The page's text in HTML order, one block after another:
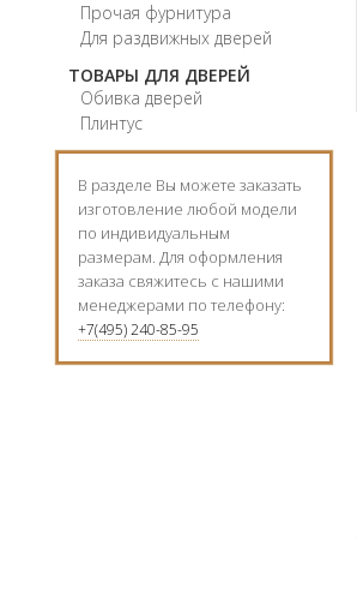
Прочая фурнитура
Для раздвижных дверей
ТОВАРЫ ДЛЯ ДВЕРЕЙ
Обивка дверей
Плинтус
В разделе Вы можете заказать
изготовление любой модели
по индивидуальным
размерам. Для оформления
заказа свяжитесь с нашими
менеджерами по телефону:
+7(495) 240-85-95